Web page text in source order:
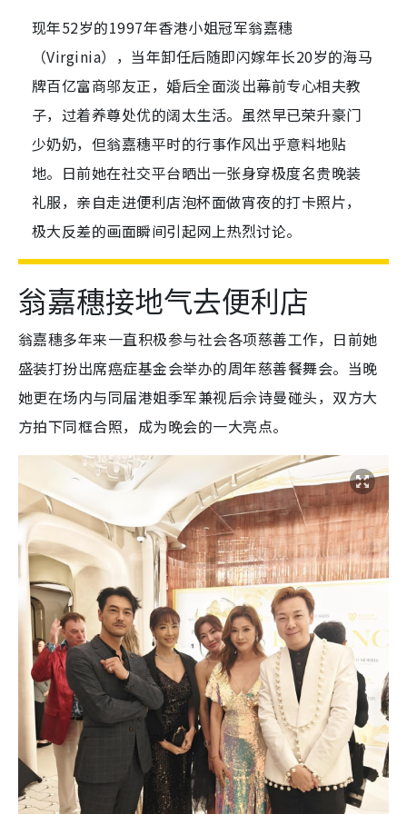
现年52岁的1997年香港小姐冠军翁嘉穗
（Virginia），当年卸任后随即闪嫁年长20岁的海马
牌百亿富商邬友正，婚后全面淡出幕前专心相夫教
子，过着养尊处优的阔太生活。虽然早已荣升豪门
少奶奶，但翁嘉穗平时的行事作风出乎意料地贴
地。日前她在社交平台晒出一张身穿极度名贵晚装
礼服，亲自走进便利店泡杯面做宵夜的打卡照片，
极大反差的画面瞬间引起网上热烈讨论。
翁嘉穗接地气去便利店
翁嘉穗多年来一直积极参与社会各项慈善工作，日前她
盛装打扮出席癌症基金会举办的周年慈善餐舞会。当晚
她更在场内与同届港姐季军兼视后佘诗曼碰头，双方大
方拍下同框合照，成为晚会的一大亮点。